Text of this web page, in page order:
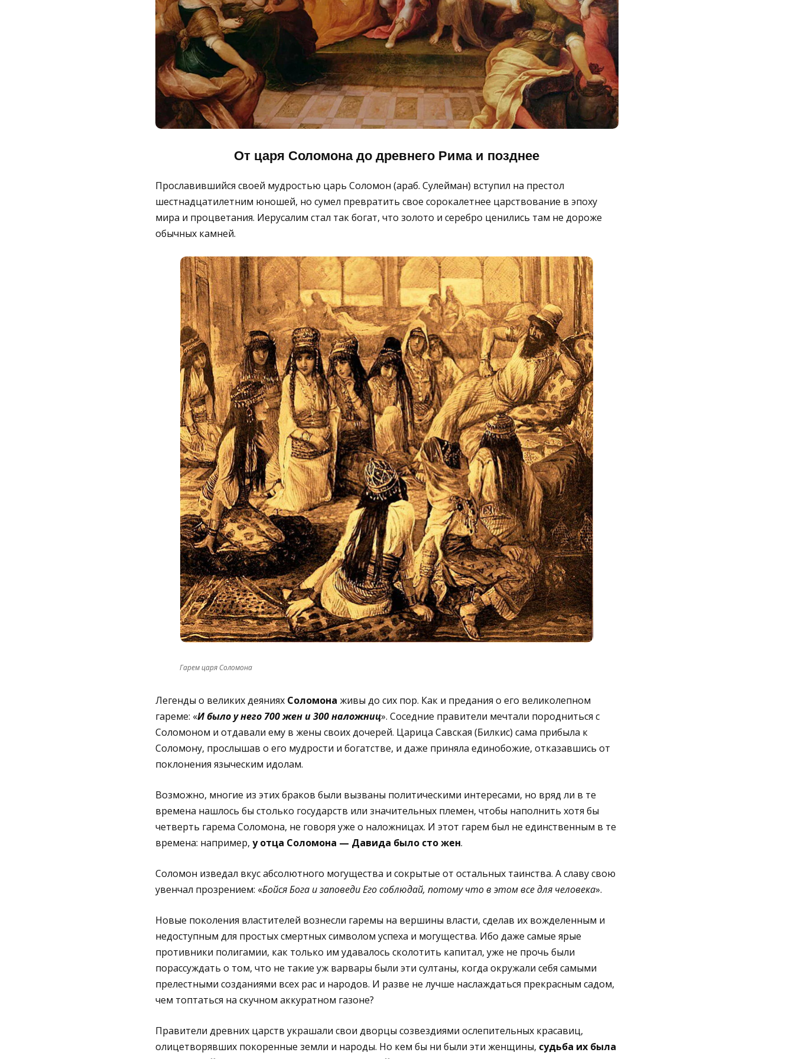
От царя Соломона до древнего Рима и позднее
Прославившийся своей мудростью царь Соломон (араб. Сулейман) вступил на престол
шестнадцатилетним юношей, но сумел превратить свое сорокалетнее царствование в эпоху
мира и процветания. Иерусалим стал так богат, что золото и серебро ценились там не дороже
обычных камней.
Гарем царя Соломона
Легенды о великих деяниях Соломона живы до сих пор. Как и предания о его великолепном
гареме: «И было у него 700 жен и 300 наложниц». Соседние правители мечтали породниться с
Соломоном и отдавали ему в жены своих дочерей. Царица Савская (Билкис) сама прибыла к
Соломону, прослышав о его мудрости и богатстве, и даже приняла единобожие, отказавшись от
поклонения языческим идолам.
Возможно, многие из этих браков были вызваны политическими интересами, но вряд ли в те
времена нашлось бы столько государств или значительных племен, чтобы наполнить хотя бы
четверть гарема Соломона, не говоря уже о наложницах. И этот гарем был не единственным в те
времена: например, у отца Соломона — Давида было сто жен.
Соломон изведал вкус абсолютного могущества и сокрытые от остальных таинства. А славу свою
увенчал прозрением: «Бойся Бога и заповеди Его соблюдай, потому что в этом все для человека».
Новые поколения властителей вознесли гаремы на вершины власти, сделав их вожделенным и
недоступным для простых смертных символом успеха и могущества. Ибо даже самые ярые
противники полигамии, как только им удавалось сколотить капитал, уже не прочь были
порассуждать о том, что не такие уж варвары были эти султаны, когда окружали себя самыми
прелестными созданиями всех рас и народов. И разве не лучше наслаждаться прекрасным садом,
чем топтаться на скучном аккуратном газоне?
Правители древних царств украшали свои дворцы созвездиями ослепительных красавиц,
олицетворявших покоренные земли и народы. Но кем бы ни были эти женщины, судьба их была